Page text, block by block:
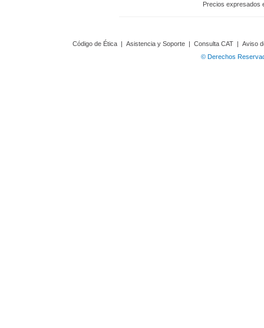
Precios expresados
Código de Ética | Asistencia y Soporte | Consulta CAT | Aviso
© Derechos